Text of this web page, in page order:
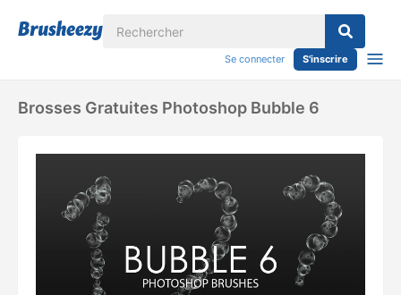
Se connecter S'inscrire
Brosses Gratuites Photoshop Bubble 6